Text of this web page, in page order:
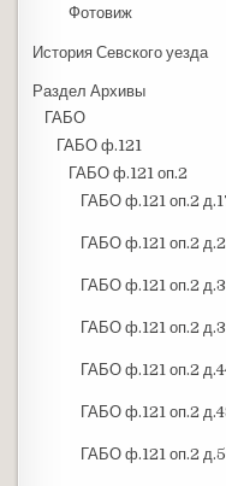
Фотовиж
История Севского уезда
Раздел Архивы
ГАБО
ГАБО ф.121
ГАБО ф.121 оп.2
ГАБО ф.121 оп.2
ГАБО ф.121 оп.2
ГАБО ф.121 оп.2
ГАБО ф.121 оп.2
ГАБО ф.121 оп.2
ГАБО ф.121 оп.2
ГАБО ф.121 оп.2